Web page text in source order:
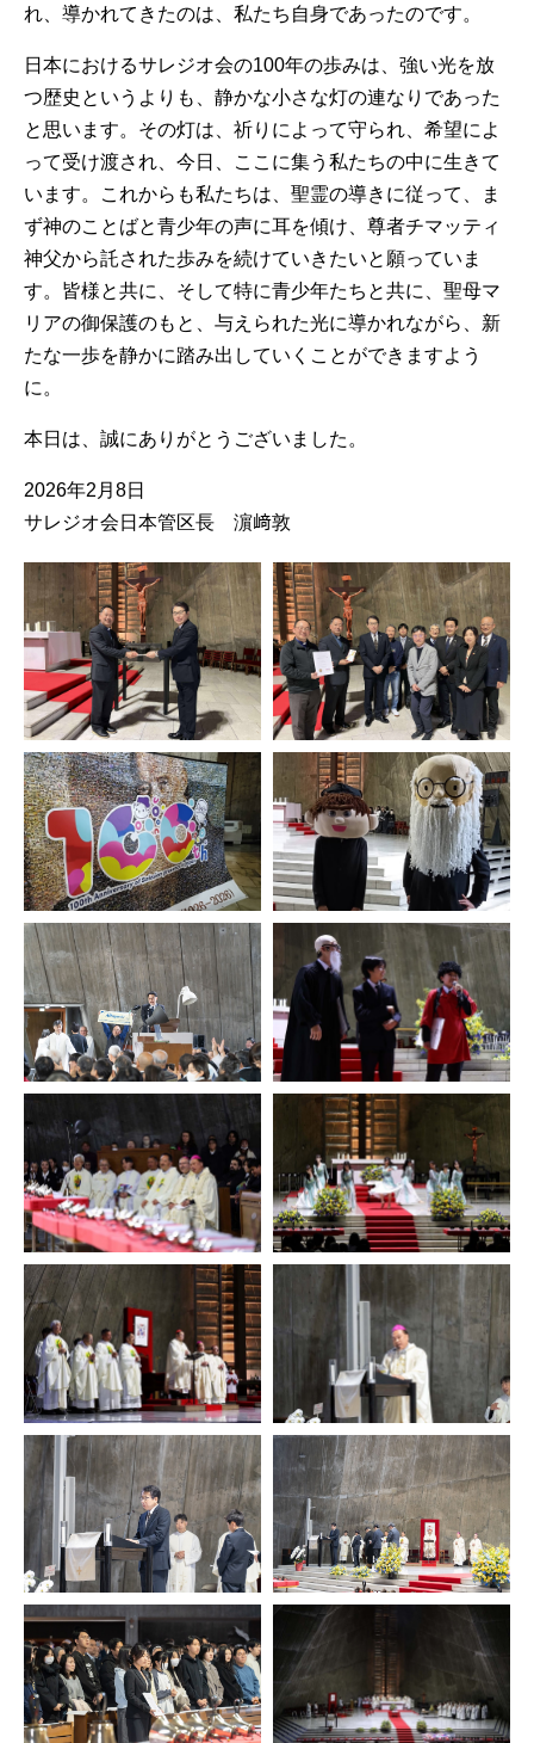
れ、導かれてきたのは、私たち自身であったのです。
日本におけるサレジオ会の100年の歩みは、強い光を放
つ歴史というよりも、静かな小さな灯の連なりであった
と思います。その灯は、祈りによって守られ、希望によ
って受け渡され、今日、ここに集う私たちの中に生きて
います。これからも私たちは、聖霊の導きに従って、ま
ず神のことばと青少年の声に耳を傾け、尊者チマッティ
神父から託された歩みを続けていきたいと願っていま
す。皆様と共に、そして特に青少年たちと共に、聖母マ
リアの御保護のもと、与えられた光に導かれながら、新
たな一歩を静かに踏み出していくことができますよう
に。
本日は、誠にありがとうございました。
2026年2月8日
サレジオ会日本管区長 濵﨑敦